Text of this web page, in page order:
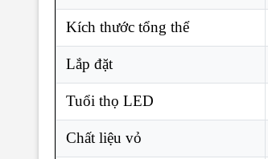
Kích thước tổng thể
Lắp đặt
Tuổi thọ LED
Chất liệu vỏ